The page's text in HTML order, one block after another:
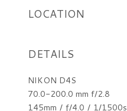
LOCATION
DETAILS
NIKON D4S
70.0-200.0 mm f/2.8
145mm / ƒ/4.0 / 1/1500s